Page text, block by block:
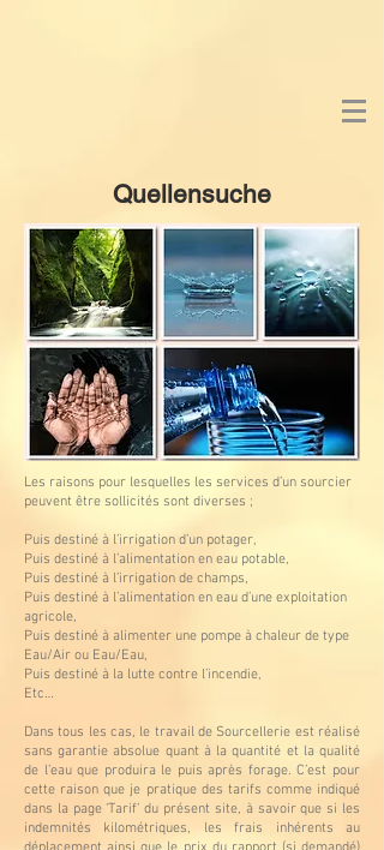
Quellensuche
Les raisons pour lesquelles les services d’un sourcier
peuvent être sollicités sont diverses ;
Puis destiné à l’irrigation d’un potager,
Puis destiné à l’alimentation en eau potable,
Puis destiné à l’irrigation de champs,
Puis destiné à l’alimentation en eau d’une exploitation
agricole,
Puis destiné à alimenter une pompe à chaleur de type
Eau/Air ou Eau/Eau,
Puis destiné à la lutte contre l’incendie,
Etc…
Dans tous les cas, le travail de Sourcellerie est réalisé
sans garantie absolue quant à la quantité et la qualité
de l’eau que produira le puis après forage. C’est pour
cette raison que je pratique des tarifs comme indiqué
dans la page ‘Tarif’ du présent site, à savoir que si les
indemnités kilométriques, les frais inhérents au